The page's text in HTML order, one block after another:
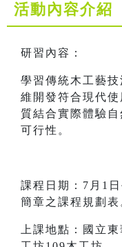
活動內容介紹
研習內容：
學習傳統木工藝
維開發符合現代
質結合實際體驗
可行性。
課程日期：7月1
簡章之課程規劃表
上課地點：國立